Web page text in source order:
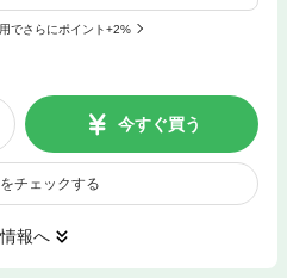
でさらにポイント+2%
今すぐ買う
チェックする
報へ